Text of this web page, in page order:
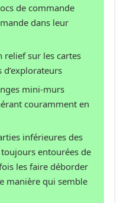
de commande
dans leur
relief sur les cartes
mini-murs
couramment en
inférieures des
entourées de
les faire déborder
manière qui semble